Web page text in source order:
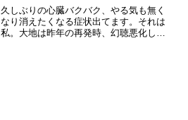
久しぶりの心臓バクバク、やる気も無く
なり消えたくなる症状出てます。それは
私。大地は昨年の再発時、幻聴悪化して